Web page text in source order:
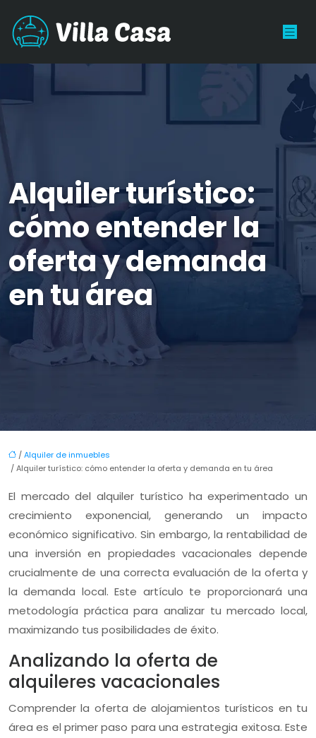
Alquiler turístico:
cómo entender la
oferta y demanda
en tu área
/Alquiler de inmuebles
/ Alquiler turístico: cómo entender la oferta y demanda en tu área
El mercado del alquiler turístico ha experimentado un
crecimiento exponencial, generando un impacto
económico significativo. Sin embargo, la rentabilidad de
una inversión en propiedades vacacionales depende
crucialmente de una correcta evaluación de la oferta y
la demanda local. Este artículo te proporcionará una
metodología práctica para analizar tu mercado local,
maximizando tus posibilidades de éxito.
Analizando la oferta de
alquileres vacacionales
Comprender la oferta de alojamientos turísticos en tu
área es el primer paso para una estrategia exitosa. Este